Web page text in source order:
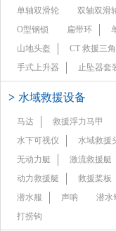
单轴双滑轮
双轴双滑
O型钢锁
扁带环
山地头盔
CT 救援三
手式上升器
止坠器套
> 水域救援设备
马达
救援浮力马甲
水下可视仪
水域救援
无动力艇
激流救援艇
动力救援艇
救援桨板
潜水服
声呐
潜水
打捞钩